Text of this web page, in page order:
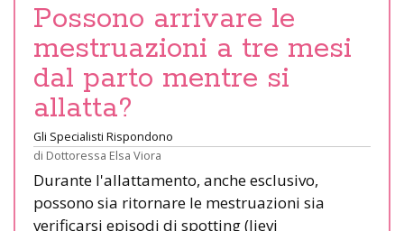
Possono arrivare le
mestruazioni a tre mesi
dal parto mentre si
allatta?
Gli Specialisti Rispondono
di Dottoressa Elsa Viora
Durante l'allattamento, anche esclusivo,
possono sia ritornare le mestruazioni sia
verificarsi episodi di spotting (lievi